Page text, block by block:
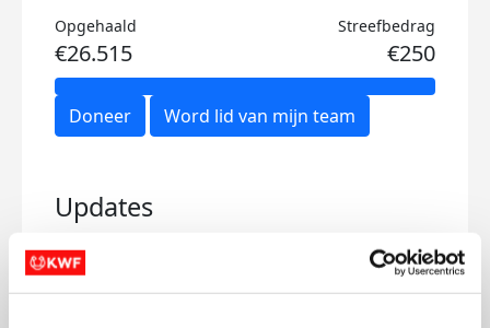
Opgehaald
€26.515
Streefbedrag
€250
Doneer Word lid van mijn team
Updates